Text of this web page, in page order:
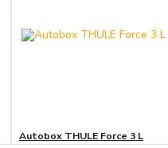
Autobox THULE Force 3 L